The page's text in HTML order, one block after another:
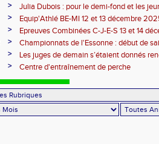
>
Julia Dubois : pour le demi-fond et les
>
Equip'Athlé BE-MI 12 et 13 décembre
>
Epreuves Combinées C-J-E-S 13 et 14
>
Championnats de l'Essonne : début de
roues
>
Les juges de demain s’étaient donnés
> Centre d'entraînement de perche